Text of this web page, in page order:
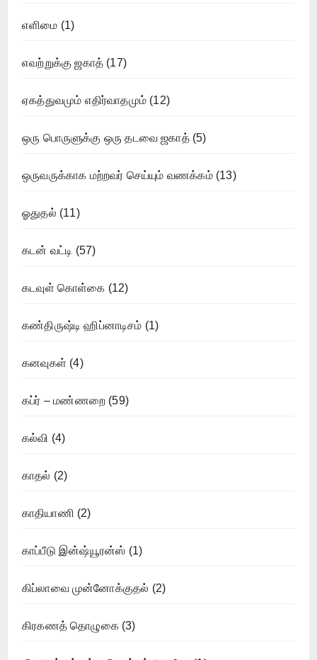
எளிமை (1)
எவற்றுக்கு ஜகாத் (17)
ஏகத்துவமும் எதிர்வாதமும் (12)
ஒரு பொருளுக்கு ஒரு தடவை ஜகாத்(5)
ஒருவருக்காக மற்றவர் செய்யும் வணக்கம்(13)
ஓதுதல் (11)
கடன் வட்டி (57)
கடவுள் கொள்கை (12)
கண்திருஷ்டி ஹிப்னாடிசம் (1)
கனவுகள் (4)
கப்ர் – மண்ணறை (59)
கல்வி (4)
காதல் (2)
காதியாணி (2)
காப்பீடு இன்ஷ்யூரன்ஸ் (1)
கிப்லாவை முன்னோக்குதல் (2)
கிரகணத் தொழுகை(3)